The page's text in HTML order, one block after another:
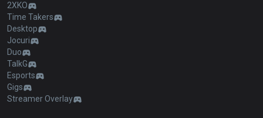
2XKO
Time Takers
Desktop
Jocuri
Duo
TalkG
Esports
Gigs
Streamer Overlay